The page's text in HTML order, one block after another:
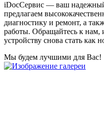
iDocСервис — ваш
предлагаем
диагностику и ремонт, а
работы. Обращайтесь к
устройству снова стать как
Мы будем лучшими для Вас!